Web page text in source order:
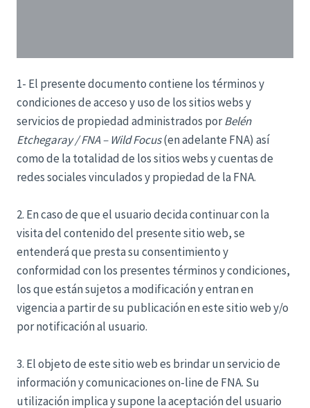
1- El presente documento contiene los términos y
condiciones de acceso y uso de los sitios webs y
servicios de propiedad administrados porBelén
Etchegaray / FNA – Wild Focus(en adelante FNA) así
como de la totalidad de los sitios webs y cuentas de
redes sociales vinculados y propiedad de la FNA.
2. En caso de que el usuario decida continuar con la
visita del contenido del presente sitio web, se
entenderá que presta su consentimiento y
conformidad con los presentes términos y condiciones,
los que están sujetos a modificación y entran en
vigencia a partir de su publicación en este sitio web y/o
por notificación al usuario.
3. El objeto de este sitio web es brindar un servicio de
información y comunicaciones on-line de FNA. Su
utilización implica y supone la aceptación del usuario